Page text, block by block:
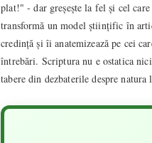
plat!" - dar greșește la fel și cel care
transformă un model științific în
credință și îi anatemizează pe cei
întrebări. Scriptura nu e ostatica
tabere din dezbaterile despre natura